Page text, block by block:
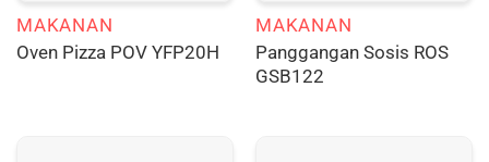
MAKANAN
Oven Pizza POV YFP20H
MAKANAN
Panggangan Sosis ROS
GSB122